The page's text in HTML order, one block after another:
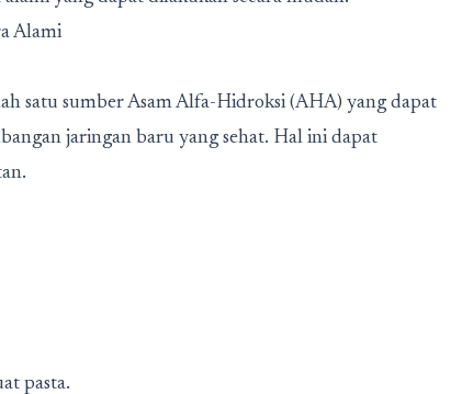
Alami
satu sumber Asam Alfa-Hidroksi (AHA) yang dapat
jaringan baru yang sehat. Hal ini dapat
pasta.